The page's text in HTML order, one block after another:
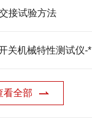
接试验方法
关机械特性测试仪-*
看全部